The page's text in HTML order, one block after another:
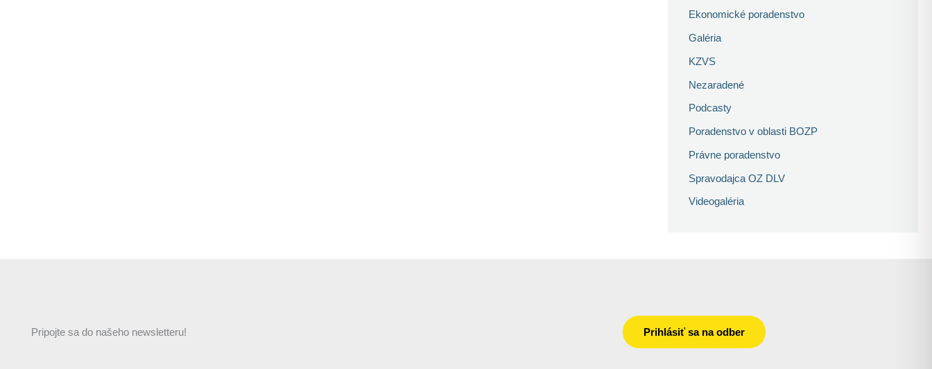
Ekonomické poradenstvo
Galéria
KZVS
Nezaradené
Podcasty
Poradenstvo v oblasti BOZP
Právne poradenstvo
Spravodajca OZ DLV
Videogaléria
Pripojte sa do našeho newsletteru! Prihlásiť sa na odber